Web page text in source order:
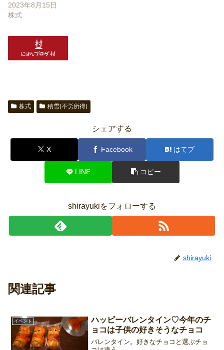
2023年8月15日
株式
株式 積雪(不労所得)
シェアする
X Facebook はてブ
LINE コピー
shirayukiをフォローする
shirayuki
関連記事
イベント
ハッピーバレンタイン♡今年のチ
ョコは子供の好きそうなチョコ
バレンタイン。好きなチョコと選ぶチョ